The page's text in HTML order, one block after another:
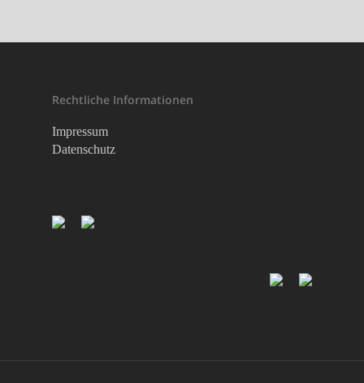
Rechtliche Informationen
Impressum
Datenschutz